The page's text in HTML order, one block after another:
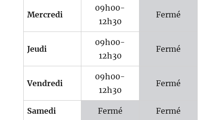
Mercredi
09h00-
12h30
Fermé
Jeudi
09h00-
12h30
Fermé
Vendredi
09h00-
12h30
Fermé
Samedi Fermé Fermé